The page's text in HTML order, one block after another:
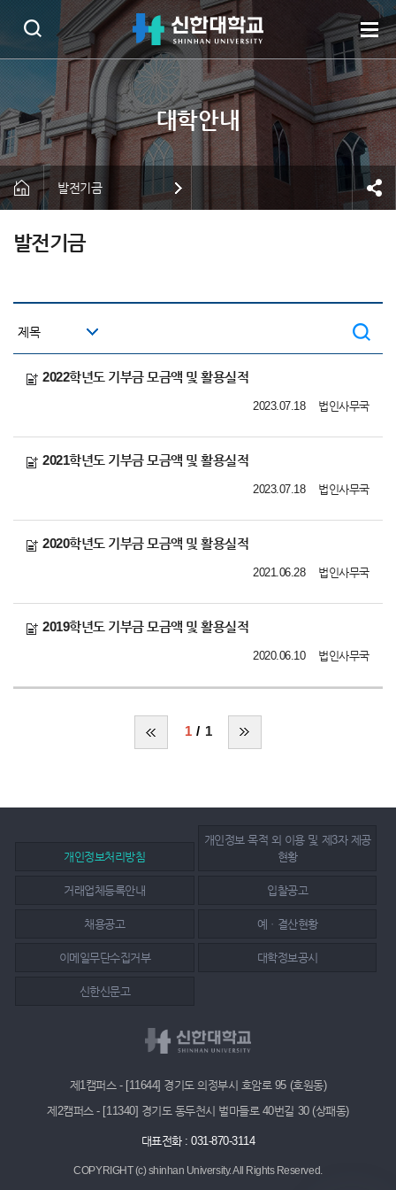
발전기금
발전기금
2022학년도 기부금 모금액 및 활용실적
법인사무국
2023.07.18
2021학년도 기부금 모금액 및 활용실적
법인사무국
2023.07.18
2020학년도 기부금 모금액 및 활용실적
법인사무국
2021.06.28
2019학년도 기부금 모금액 및 활용실적
법인사무국
2020.06.10
1 1
개인정보처리방침
개인정보 목적 외 이용 및 제3자 제공
현황
거래업체등록안내 입찰공고
채용공고 예ㆍ결산현황
이메일무단수집거부 대학정보공시
신한신문고
제1캠퍼스 - [11644] 경기도 의정부시 호암로 95 (호원동)
제2캠퍼스 - [11340] 경기도 동두천시 벌마들로 40번길 30 (상패동)
대표전화 : 031-870-3114
COPYRIGHT (c) shinhan University.All Rights Reserved.